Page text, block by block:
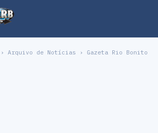
› Arquivo de Notícias › Gazeta Rio Bonito